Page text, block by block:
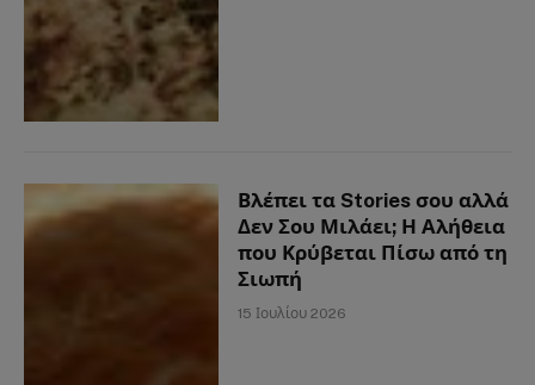
Βλέπει τα Stories σου αλλά
Δεν Σου Μιλάει; Η Αλήθεια
που Κρύβεται Πίσω από τη
Σιωπή
15 Ιουλίου 2026